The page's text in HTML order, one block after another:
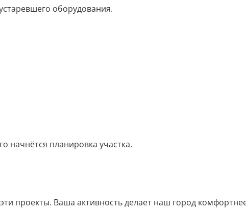
оборудования.
начнётся планировка участка.
проекты. Ваша активность делает наш город